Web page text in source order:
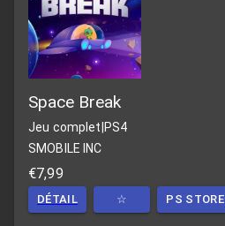
Space Break
Jeu complet|PS4
SMOBILE INC
€7,99
DÉTAIL ☆ PS STORE